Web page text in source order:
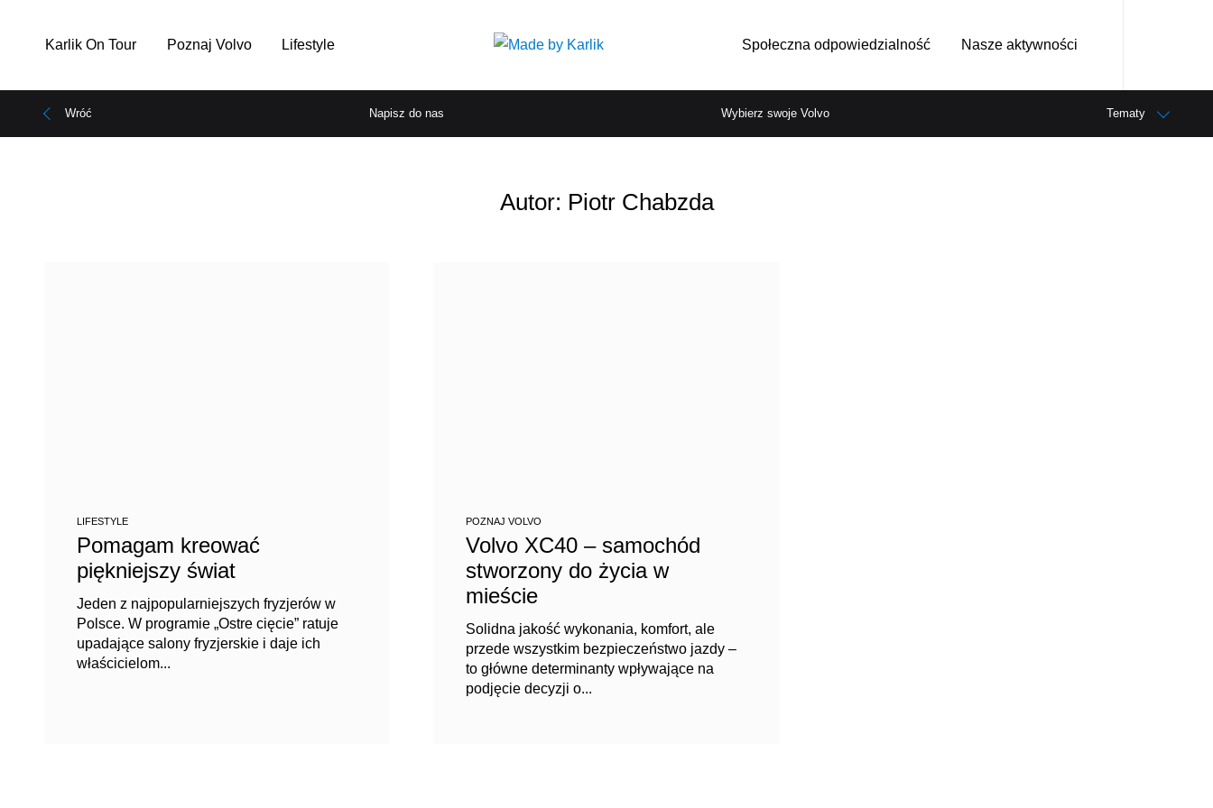
Karlik On Tour Poznaj Volvo Lifestyle Społeczna odpowiedzialność Nasze aktywności
Wróć Napisz do nas Wybierz swoje Volvo Tematy
Autor: Piotr Chabzda
LIFESTYLE
Pomagam kreować
piękniejszy świat
Jeden z najpopularniejszych fryzjerów w
Polsce. W programie „Ostre cięcie” ratuje
upadające salony fryzjerskie i daje ich
właścicielom...
POZNAJ VOLVO
Volvo XC40 – samochód
stworzony do życia w
mieście
Solidna jakość wykonania, komfort, ale
przede wszystkim bezpieczeństwo jazdy –
to główne determinanty wpływające na
podjęcie decyzji o...